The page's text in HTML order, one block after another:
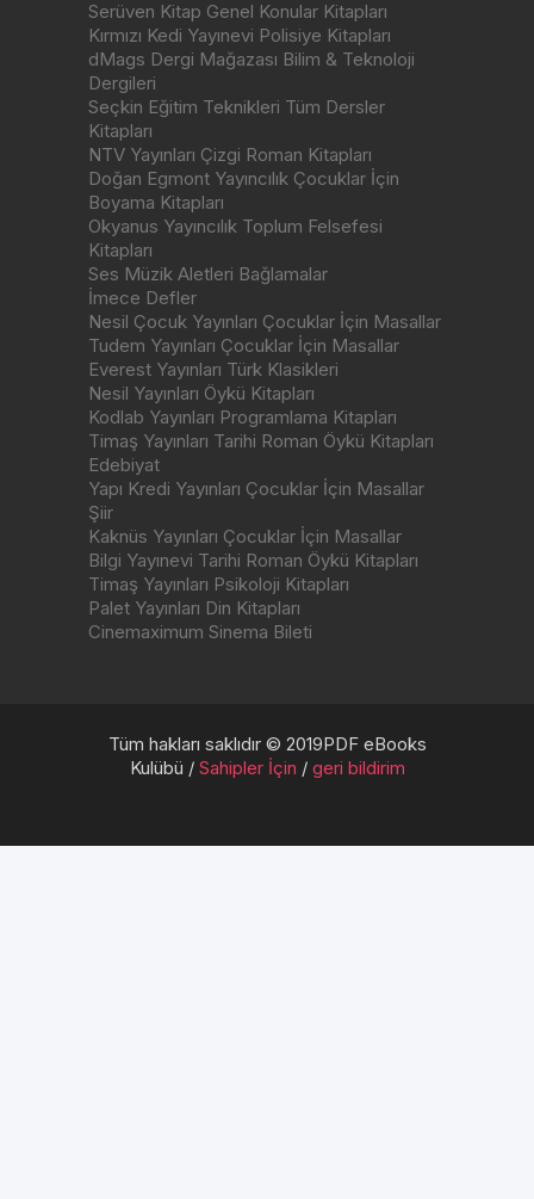
Serüven Kitap Genel Konular Kitapları
Kırmızı Kedi Yayınevi Polisiye Kitapları
dMags Dergi Mağazası Bilim & Teknoloji
Dergileri
Seçkin Eğitim Teknikleri Tüm Dersler
Kitapları
NTV Yayınları Çizgi Roman Kitapları
Doğan Egmont Yayıncılık Çocuklar İçin
Boyama Kitapları
Okyanus Yayıncılık Toplum Felsefesi
Kitapları
Ses Müzik Aletleri Bağlamalar
İmece Defler
Nesil Çocuk Yayınları Çocuklar İçin Masallar
Tudem Yayınları Çocuklar İçin Masallar
Everest Yayınları Türk Klasikleri
Nesil Yayınları Öykü Kitapları
Kodlab Yayınları Programlama Kitapları
Timaş Yayınları Tarihi Roman Öykü Kitapları
Edebiyat
Yapı Kredi Yayınları Çocuklar İçin Masallar
Şiir
Kaknüs Yayınları Çocuklar İçin Masallar
Bilgi Yayınevi Tarihi Roman Öykü Kitapları
Timaş Yayınları Psikoloji Kitapları
Palet Yayınları Din Kitapları
Cinemaximum Sinema Bileti
Tüm hakları saklıdır © 2019PDF eBooks
Kulübü / Sahipler İçin / geri bildirim